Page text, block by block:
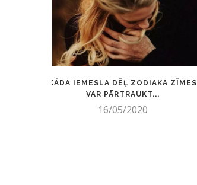
KĀDA IEMESLA DĒĻ ZODIAKA ZĪMES
VAR PĀRTRAUKT...
16/05/2020